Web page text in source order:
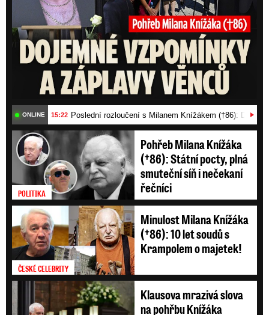
ONLINE 15:22 Poslední rozloučení s Milanem Knížákem (†86):
POLITIKA
Pohřeb Milana Knížáka
(†86): Státní pocty, plná
smuteční síň i nečekaní
řečníci
ČESKÉ CELEBRITY
Minulost Milana Knížáka
(†86): 10 let soudů s
Krampolem o majetek!
Klausova mrazivá slova
na pohřbu Knížáka